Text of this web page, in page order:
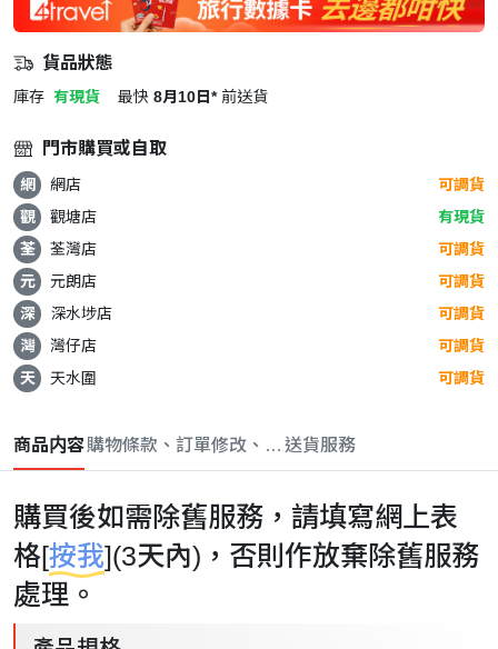
貨品狀態
庫存 有現貨 最快 8月10日* 前送貨
門市購買或自取
網 網店
可調貨
觀
觀塘店
有現貨
荃
荃灣店
可調貨
元
元朗店
可調貨
深
深水埗店
可調貨
灣
灣仔店
可調貨
天
天水圍 可調貨
商品内容購物條款、訂單修改、取消與退款政策
送貨服務
購買後如需除舊服務，請填寫網上表
格[按我](3天內)，否則作放棄除舊服務
處理。